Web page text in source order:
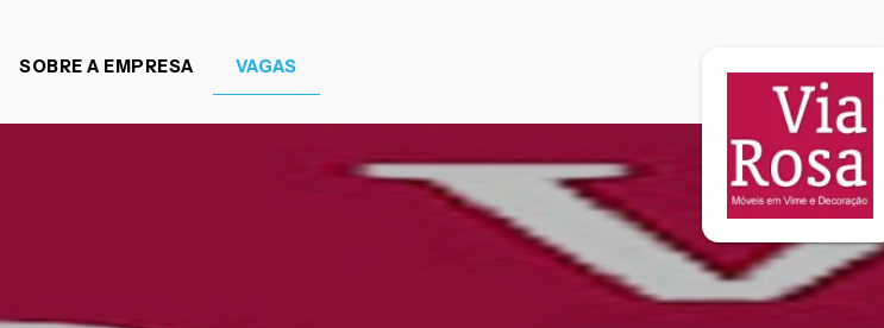
SOBRE A EMPRESA VAGAS